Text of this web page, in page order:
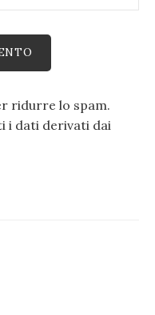
ridurre lo spam.
i dati derivati dai